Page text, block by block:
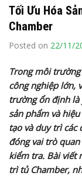
Tối Ưu Hóa
Chamber
Posted on 22/11/
Trong môi
công nghiệp lớn,
trường ổn định là
sản phẩm và
tạo và duy trì các
đóng vai trò
kiểm tra. Bài viết
trì tủ Chamber,